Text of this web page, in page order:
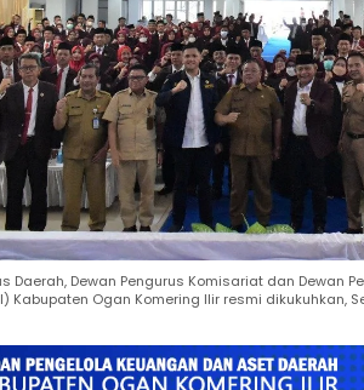
Daerah, Dewan Pengurus Komisariat dan Dewan
Kabupaten Ogan Komering Ilir resmi dikukuhkan,